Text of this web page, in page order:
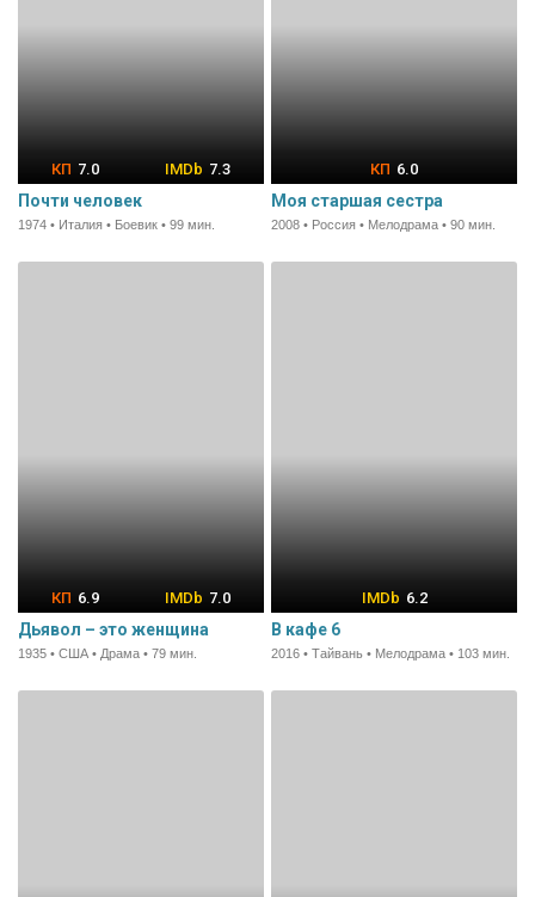
7.0 7.3
Почти человек
1974 • Италия • Боевик • 99 мин.
6.0
Моя старшая сестра
2008 • Россия • Мелодрама • 90 мин.
6.9 7.0
Дьявол – это женщина
1935 • США • Драма • 79 мин.
6.2
В кафе 6
2016 • Тайвань • Мелодрама • 103 мин.